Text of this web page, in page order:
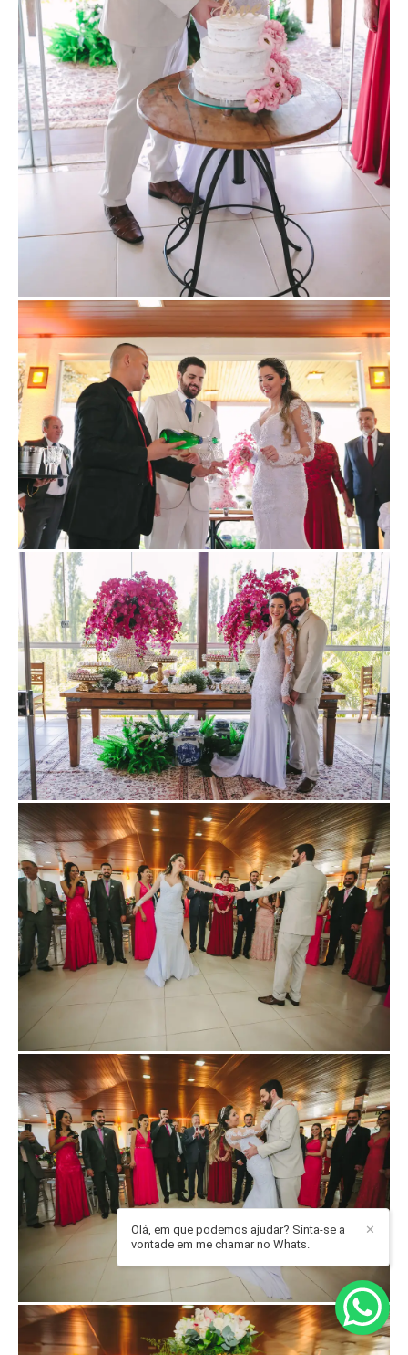
✕
Olá, em que podemos ajudar? Sinta-se a
vontade em me chamar no Whats.